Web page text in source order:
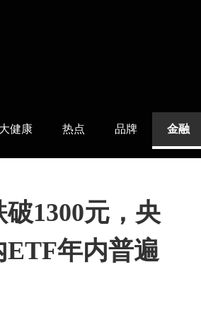
大健康 热点 品牌 金融
1300元，央
ETF年内普遍